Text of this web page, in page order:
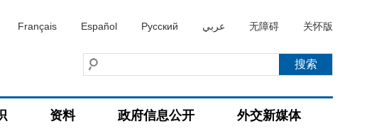
Français Español Русский عربي 无障碍 关怀版
资料 政府信息公开 外交新媒体